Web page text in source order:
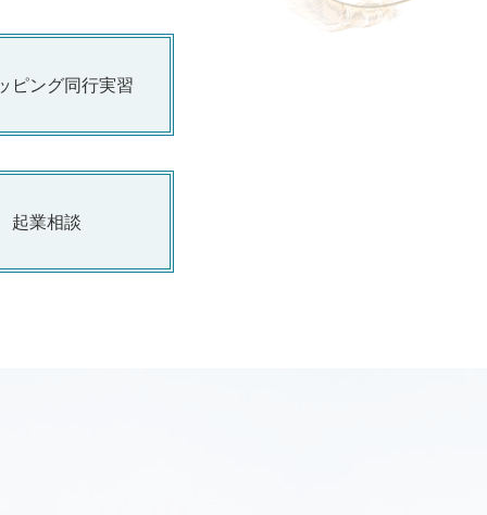
ピング同行実習
起業相談